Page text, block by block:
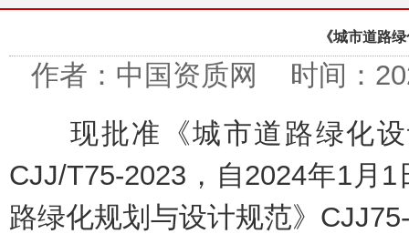
《城市道路
作者：中国资质网 时间：
现批准《城市道路绿化设
CJJ/T75-2023，自2024年1月
路绿化规划与设计规范》